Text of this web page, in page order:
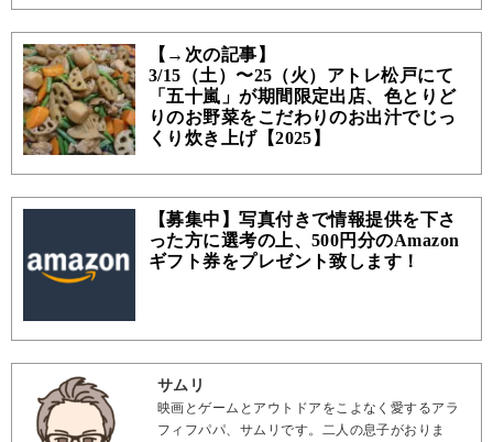
【→次の記事】
3/15（土）〜25（火）アトレ松戸にて
「五十嵐」が期間限定出店、色とりど
りのお野菜をこだわりのお出汁でじっ
くり炊き上げ【2025】
【募集中】写真付きで情報提供を下さ
った方に選考の上、500円分のAmazon
ギフト券をプレゼント致します！
サムリ
映画とゲームとアウトドアをこよなく愛するアラ
フィフパパ、サムリです。二人の息子がおりま